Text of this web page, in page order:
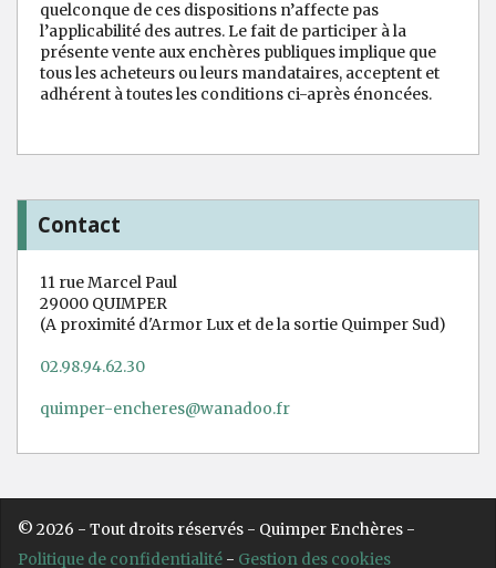
quelconque de ces dispositions n’affecte pas
l’applicabilité des autres. Le fait de participer à la
présente vente aux enchères publiques implique que
tous les acheteurs ou leurs mandataires, acceptent et
adhérent à toutes les conditions ci-après énoncées.
Contact
11 rue Marcel Paul
29000 QUIMPER
(A proximité d'Armor Lux et de la sortie Quimper Sud)
02.98.94.62.30
quimper-encheres@wanadoo.fr
© 2026 - Tout droits réservés - Quimper Enchères -
Politique de confidentialité - Gestion des cookies